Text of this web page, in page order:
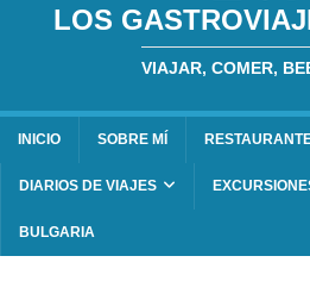
LOS
VIAJAR, COMER,
INICIO SOBRE MÍ
DIARIOS DE VIAJES
BULGARIA